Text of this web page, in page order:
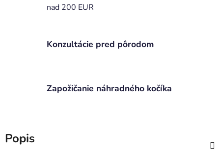
nad 200 EUR
Konzultácie pred pôrodom
Zapožičanie náhradného kočíka
Popis